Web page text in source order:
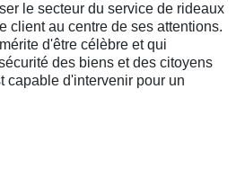
le secteur du service de rideaux
client au centre de ses attentions.
d'être célèbre et qui
des biens et des citoyens
capable d'intervenir pour un